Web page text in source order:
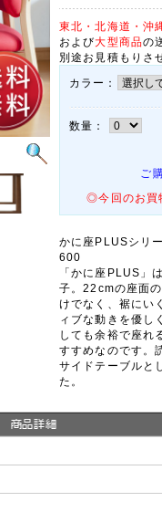
東北・北海道・沖
および大型商品の
別途お見積もりさ
カラー：
数量：
ご
◎今回のお買
かに座PLUSシリ
600
「かに座PLUS」
子。22cmの座面
けでなく、裾にい
ィブな動きを優し
しても余裕で座れ
すすめなのです。
サイドテーブルと
た。